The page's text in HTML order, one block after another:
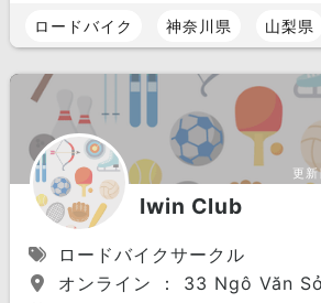
ロードバイク 神奈川県 山梨県
更新
Iwin Club
ロードバイクサークル
オンライン ： 33 Ngô Văn